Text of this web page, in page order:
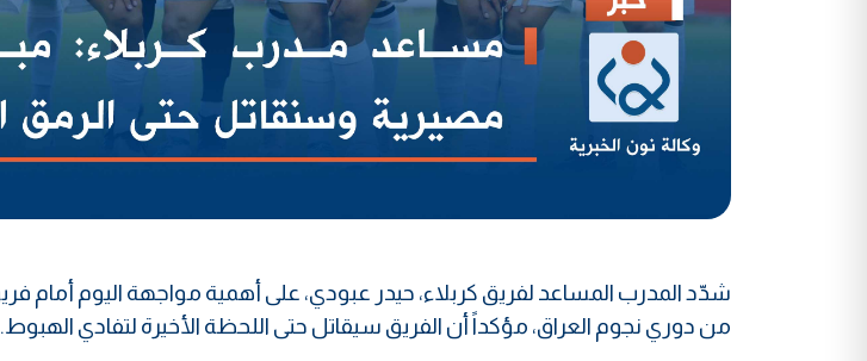
من دوري نجوم العراق، مؤكداً أن الفريق سيقاتل حتى اللحظة الأخيرة لتفادي الهبوط.